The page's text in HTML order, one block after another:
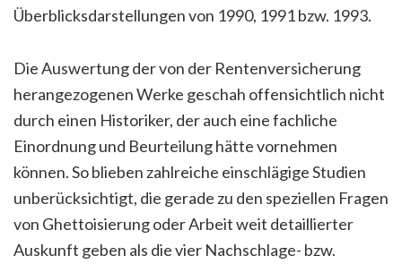
Überblicksdarstellungen von 1990, 1991 bzw. 1993.
Die Auswertung der von der Rentenversicherung
herangezogenen Werke geschah offensichtlich nicht
durch einen Historiker, der auch eine fachliche
Einordnung und Beurteilung hätte vornehmen
können. So blieben zahlreiche einschlägige Studien
unberücksichtigt, die gerade zu den speziellen Fragen
von Ghettoisierung oder Arbeit weit detaillierter
Auskunft geben als die vier Nachschlage- bzw.